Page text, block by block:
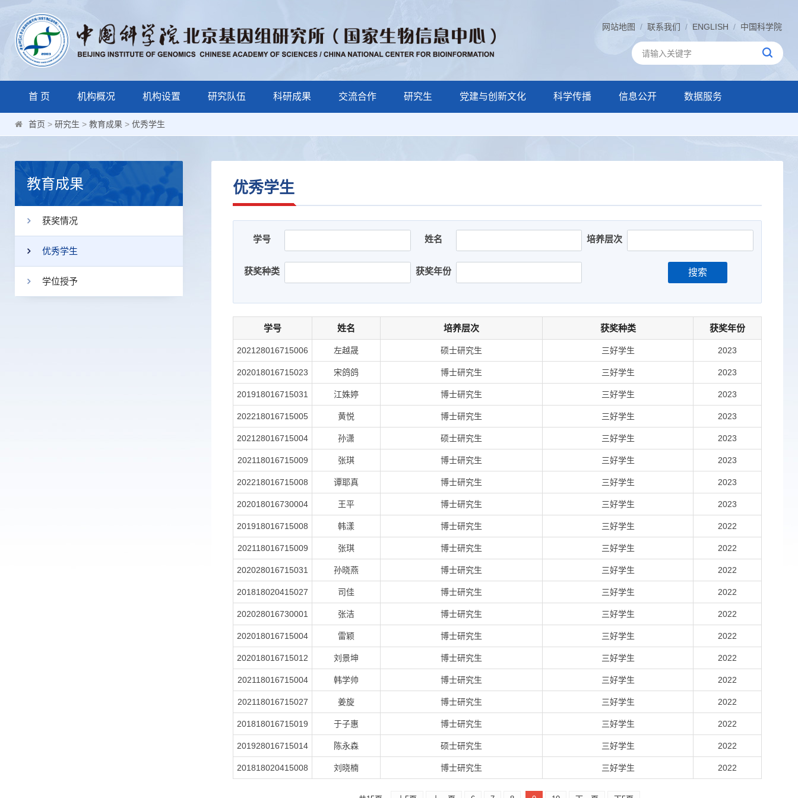
网站地图 / 联系我们 / ENGLISH / 中国科学院
首 页 机构概况 机构设置 研究队伍 科研成果 交流合作 研究生 党建与创新文化 科学传播 信息公开 数据服务
首页 > 研究生 > 教育成果 > 优秀学生
教育成果
获奖情况
优秀学生
学位授予
优秀学生
学号 姓名 培养层次
获奖种类 获奖年份 搜索
学号 姓名 培养层次 获奖种类 获奖年份
202128016715006 左越晟 硕士研究生 三好学生 2023
202018016715023 宋鸽鸽 博士研究生 三好学生 2023
201918016715031 江姝婷 博士研究生 三好学生 2023
202218016715005 黄悦 博士研究生 三好学生 2023
202128016715004 孙潇 硕士研究生 三好学生 2023
202118016715009 张琪 博士研究生 三好学生 2023
202218016715008 谭耶真 博士研究生 三好学生 2023
202018016730004 王平 博士研究生 三好学生 2023
201918016715008 韩漾 博士研究生 三好学生 2022
202118016715009 张琪 博士研究生 三好学生 2022
202028016715031 孙晓燕 博士研究生 三好学生 2022
201818020415027 司佳 博士研究生 三好学生 2022
202028016730001 张洁 博士研究生 三好学生 2022
202018016715004 雷颖 博士研究生 三好学生 2022
202018016715012 刘景坤 博士研究生 三好学生 2022
202118016715004 韩学帅 博士研究生 三好学生 2022
202118016715027 姜旋 博士研究生 三好学生 2022
201818016715019 于子惠 博士研究生 三好学生 2022
201928016715014 陈永森 硕士研究生 三好学生 2022
201818020415008 刘晓楠 博士研究生 三好学生 2022